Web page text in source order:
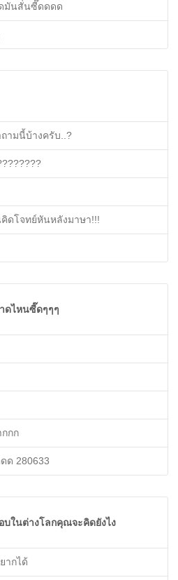
มันสั่นซี๊ดดดด
ามนี้บ้างครับ..?
ดโจทย์หันหลังมาษา!!!
ดไหนซี๊ดๆๆๆ
กกก
ด 280633
ในต่างโลกคุณจะคิดยังไง
ากได้